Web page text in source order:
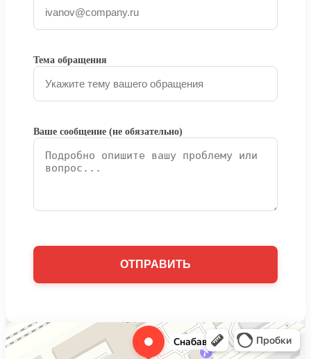
Тема обращения
Ваше сообщение (не обязательно)